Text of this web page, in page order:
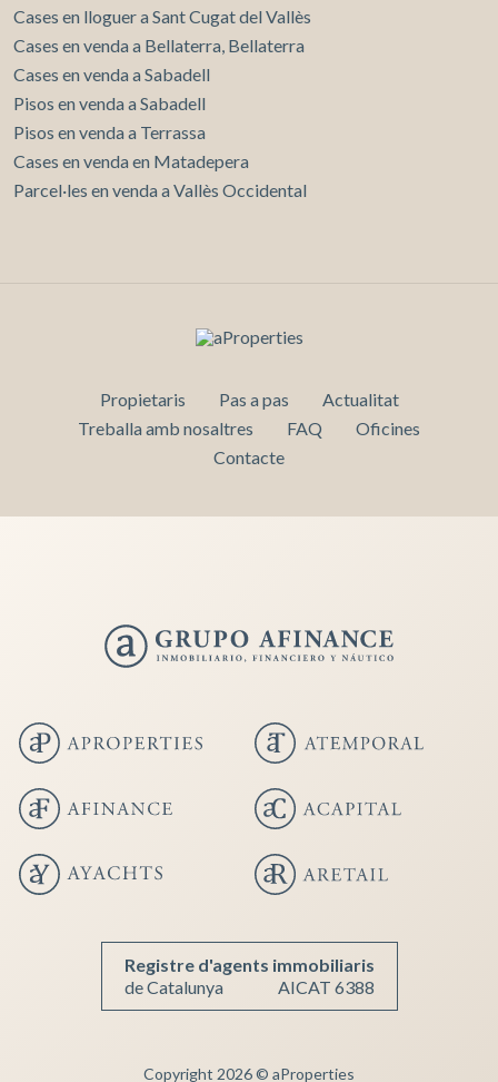
Cases en lloguer a Sant Cugat del Vallès
Cases en venda a Bellaterra, Bellaterra
Cases en venda a Sabadell
Pisos en venda a Sabadell
Pisos en venda a Terrassa
Cases en venda en Matadepera
Parcel·les en venda a Vallès Occidental
Propietaris Pas a pas
Actualitat
Treballa amb nosaltres
FAQ
Oficines
Contacte
Registre d'agents immobiliaris
de Catalunya
AICAT 6388
Copyright 2026 © aProperties